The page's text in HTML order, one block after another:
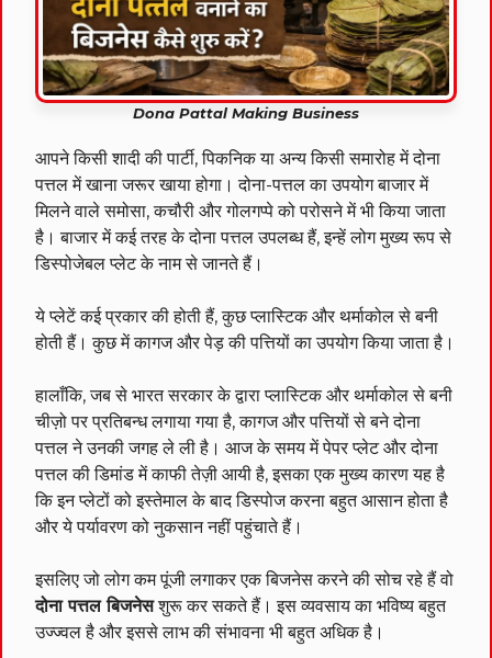
Dona Pattal Making Business
आपने किसी शादी की पार्टी, पिकनिक या अन्य किसी समारोह में दोना
पत्तल में खाना जरूर खाया होगा। दोना-पत्तल का उपयोग बाजार में
मिलने वाले समोसा, कचौरी और गोलगप्पे को परोसने में भी किया जाता
है। बाजार में कई तरह के दोना पत्तल उपलब्ध हैं, इन्हें लोग मुख्य रूप से
डिस्पोजेबल प्लेट के नाम से जानते हैं।
ये प्लेटें कई प्रकार की होती हैं, कुछ प्लास्टिक और थर्माकोल से बनी
होती हैं। कुछ में कागज और पेड़ की पत्तियों का उपयोग किया जाता है।
हालाँकि, जब से भारत सरकार के द्वारा प्लास्टिक और थर्माकोल से बनी
चीज़ो पर प्रतिबन्ध लगाया गया है, कागज और पत्तियों से बने दोना
पत्तल ने उनकी जगह ले ली है। आज के समय में पेपर प्लेट और दोना
पत्तल की डिमांड में काफी तेज़ी आयी है, इसका एक मुख्य कारण यह है
कि इन प्लेटों को इस्तेमाल के बाद डिस्पोज करना बहुत आसान होता है
और ये पर्यावरण को नुकसान नहीं पहुंचाते हैं।
इसलिए जो लोग कम पूंजी लगाकर एक बिजनेस करने की सोच रहे हैं वो
दोना पत्तल बिजनेसशुरू कर सकते हैं। इस व्यवसाय का भविष्य बहुत
उज्ज्वल है और इससे लाभ की संभावना भी बहुत अधिक है।